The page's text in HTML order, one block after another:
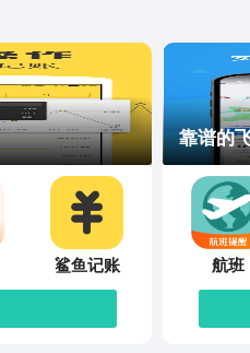
鲨鱼记账
靠谱的
航班